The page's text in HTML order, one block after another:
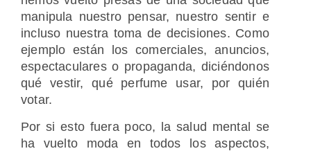
manipula nuestro pensar, nuestro sentir e
incluso nuestra toma de decisiones. Como
ejemplo están los comerciales, anuncios,
espectaculares o propaganda, diciéndonos
qué vestir, qué perfume usar, por quién
votar.
Por si esto fuera poco, la salud mental se
ha vuelto moda en todos los aspectos,